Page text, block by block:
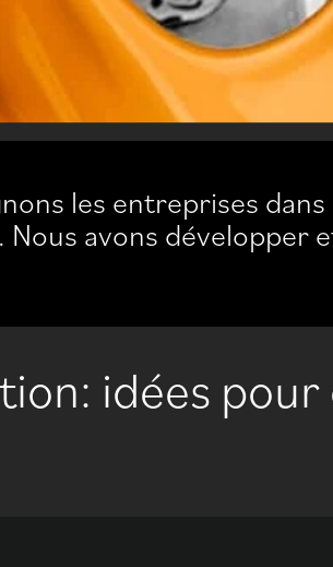
les entreprises dans
avons développer
idées